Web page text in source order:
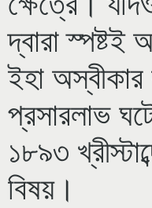
দ্বারা স্পষ্টই
ইহা অস্বীকার
প্রসারলাভ
১৮৯৩
বিষয়।